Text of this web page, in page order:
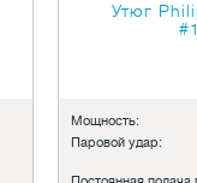
Утюг
Мощность:
Паровой удар: